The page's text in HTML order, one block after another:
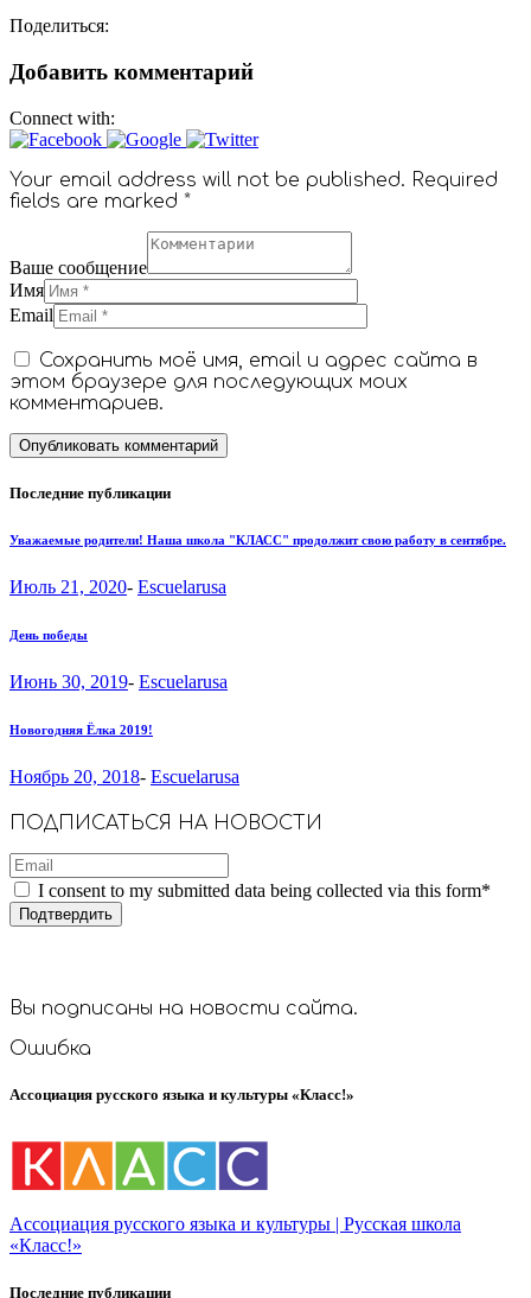
Поделиться:
Добавить комментарий
Connect with:
Your email address will not be published. Required
fields are marked *
Ваше сообщение
Имя
Email
Сохранить моё имя, email и адрес сайта в
этом браузере для последующих моих
комментариев.
Последние публикации
Уважаемые родители! Наша школа "КЛАСС" продолжит свою работу в сентябре.
Июль 21, 2020- Escuelarusa
День победы
Июнь 30, 2019- Escuelarusa
Новогодняя Ёлка 2019!
Ноябрь 20, 2018- Escuelarusa
ПОДПИСАТЬСЯ НА НОВОСТИ
I consent to my submitted data being collected via this form*
Вы подписаны на новости сайта.
Ошибка
Ассоциация русского языка и культуры «Класс!»
Ассоциация русского языка и культуры | Русская школа
«Класс!»
Последние публикации